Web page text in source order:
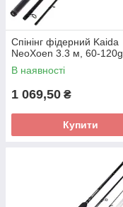
Спінінг фідерний Kaida
NeoXoen 3.3 м, 60-120g
В наявності
1 069,50 ₴
Купити